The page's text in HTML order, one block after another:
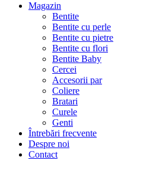
Magazin
Bentite
Bentite cu perle
Bentite cu pietre
Bentite cu flori
Bentite Baby
Cercei
Accesorii par
Coliere
Bratari
Curele
Genti
Întrebări frecvente
Despre noi
Contact